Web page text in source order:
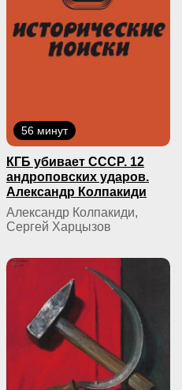
56 минут
КГБ yбивaeт СССР. 12
андроповских ударов.
Александр Колпакиди
Александр Колпакиди,
Сергей Харцызов